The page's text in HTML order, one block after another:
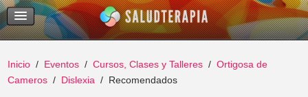
Temas Recientes
Buscar
Inicio Eventos Cursos, Clases y Talleres
Ortigosa de
Cameros
Dislexia Recomendados